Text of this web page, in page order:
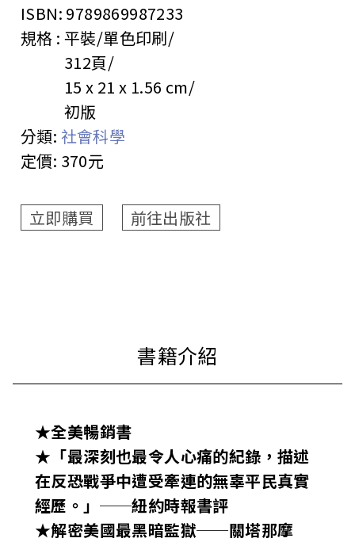
ISBN: 9789869987233
規格 : 平裝/單色印刷
312頁
15 x 21 x 1.56 cm
初版
分類: 社會科學
定價: 370元
立即購買 前往出版社
★全美暢銷書
★「最深刻也最令人心痛的紀錄，描述
在反恐戰爭中遭受牽連的無辜平民真實
經歷。」──紐約時報書評
★解密美國最黑暗監獄──關塔那摩